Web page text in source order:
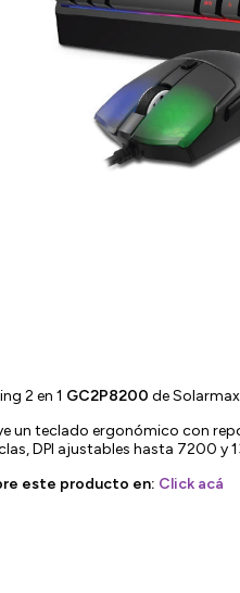
2 en 1 GC2P8200 de
un teclado ergonómico con
DPI ajustables hasta 7200 y
este producto en: Click acá